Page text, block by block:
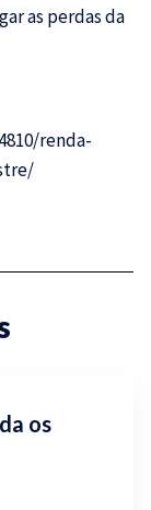
as perdas da
renda-
os